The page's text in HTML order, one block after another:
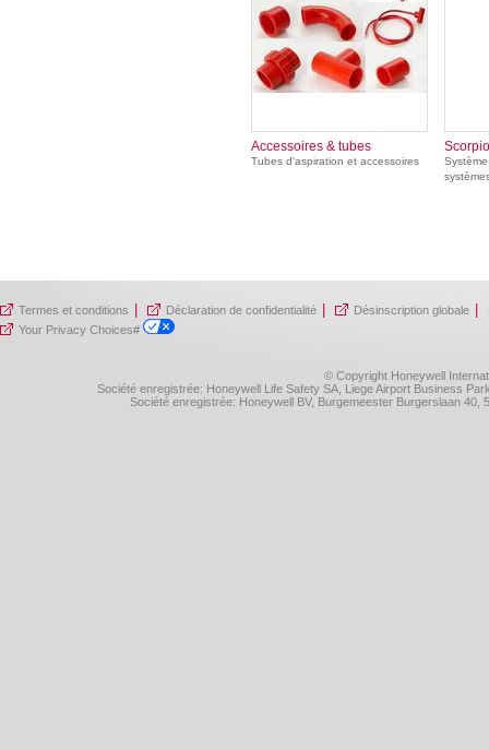
Accessoires & tubes
Tubes d'aspiration et accessoires
Termes et conditions Déclaration de confidentialité Désinscription globale
Your Privacy Choices#
© Copyright Honeywell
Société enregistrée: Honeywell Life Safety SA, Liege Airport Business
Société enregistrée: Honeywell BV, Burgemeester Burgerslaan